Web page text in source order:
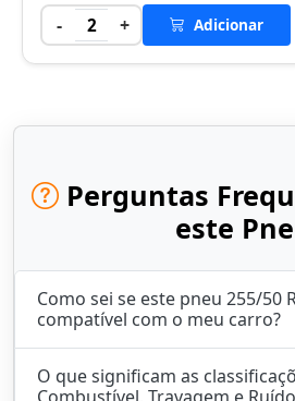
- 2 + Adicionar
Perguntas
este
Como sei se este pneu 255/50
compatível com o meu carro?
O que significam as
Combustível, Travagem e